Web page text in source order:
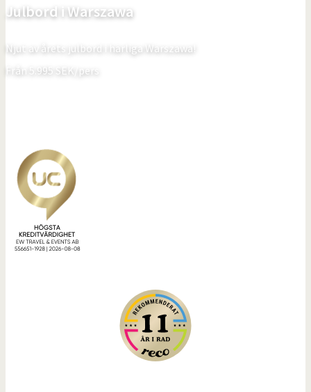
Julbord i Warszawa
Njut av årets julbord i härliga Warszawa!
Från
5.995 SEK/pers